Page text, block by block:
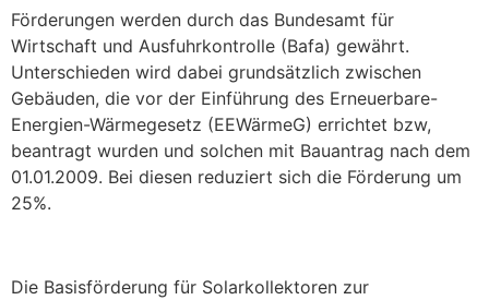
Förderungen werden durch das Bundesamt für
Wirtschaft und Ausfuhrkontrolle (Bafa) gewährt.
Unterschieden wird dabei grundsätzlich zwischen
Gebäuden, die vor der Einführung des Erneuerbare-
Energien-Wärmegesetz (EEWärmeG) errichtet bzw,
beantragt wurden und solchen mit Bauantrag nach dem
01.01.2009. Bei diesen reduziert sich die Förderung um
25%.
Die Basisförderung für Solarkollektoren zur